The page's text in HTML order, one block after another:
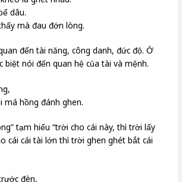
dâu.
mà đau đớn lòng.
đến tài năng, công danh, đức độ. Ở
biệt nói đến quan hệ của tài và mệnh.
má hồng đánh ghen.
tạm hiểu “trời cho cái này, thì trời lấy
cái cái tài lớn thì trời ghen ghét bắt cái
đèn,